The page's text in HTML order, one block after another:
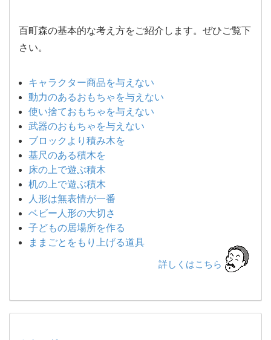
百町森の基本的な考え方をご紹介します。ぜひご覧下
さい。
キャラクター商品を与えない
動力のあるおもちゃを与えない
使い捨ておもちゃを与えない
武器のおもちゃを与えない
ブロックより積み木を
基尺のある積木を
床の上で遊ぶ積木
机の上で遊ぶ積木
人形は無表情が一番
ベビー人形の大切さ
子どもの居場所を作る
ままごとをもり上げる道具
詳しくはこちら